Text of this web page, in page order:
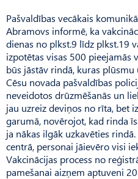
Pašvaldības vecākais
Abramovs informē, ka
dienas no plkst.9 līdz plkst.19
izpotētas visas 500 pieejamās
būs jāstāv rindā, kuras
Cēsu novada paš­valdības
neveidotos drūzmēšanās un
jau uzreiz deviņos no rīta, bet
garumā, novērojot, kad rinda
ja nākas ilgāk uzkavēties
centrā, personai jāievēro visi
Vakcinācijas process no
pamešanai aizņem aptuveni